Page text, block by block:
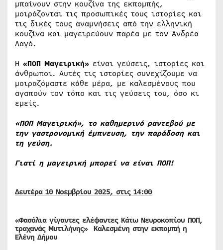
μπαίνουν στην κουζίνα της εκπομπής,
μοιράζονται τις προσωπικές τους ιστορίες και
τις δικές τους αναμνήσεις από την ελληνική
κουζίνα και μαγειρεύουν παρέα με τον Ανδρέα
Λαγό.
Η «ΠΟΠ Μαγειρική» είναι γεύσεις, ιστορίες και
άνθρωποι. Αυτές τις ιστορίες συνεχίζουμε να
μοιραζόμαστε κάθε μέρα, με καλεσμένους που
αγαπούν τον τόπο και τις γεύσεις του, όσο κι
εμείς.
«ΠΟΠ Μαγειρική», το καθημερινό ραντεβού με
την γαστρονομική έμπνευση, την παράδοση και
τη γεύση.
Γιατί η μαγειρική μπορεί να είναι ΠΟΠ!
Δευτέρα 10 Νοεμβρίου 2025, στις 14:00
«Φασόλια γίγαντες ελέφαντες Κάτω Νευροκοπίου ΠΟΠ,
τραχανάς Μυτιλήνης» Καλεσμένη στην εκπομπή η
Ελένη Δήμου